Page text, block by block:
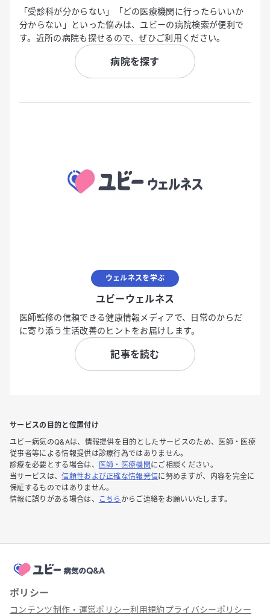
「受診科が分からない」「どの医療機関に行ったらいいか
分からない」といった悩みは、ユビーの病院検索が便利で
す。近所の病院も探せるので、ぜひご利用ください。
病院を探す
ウェルネスを学ぶ
ユビーウェルネス
医師監修の信頼できる健康情報メディアで、日常のからだ
に寄り添う生活改善のヒントをお届けします。
記事を読む
サービスの目的と位置付け
ユビー病気のQ&Aは、情報提供を目的としたサービスのため、医師・医療
従事者等による情報提供は診療行為ではありません。
診療を必要とする場合は、
医師・医療機関 にご相談ください。
当サービスは、信頼性および正確な情報発信に努めますが、内容を完全に
保証するものではありません。
情報に誤りがある場合は、
こちら からご連絡をお願いいたします。
ポリシー
コンテンツ制作・運営ポリシー利用規約プライバシーポリシー